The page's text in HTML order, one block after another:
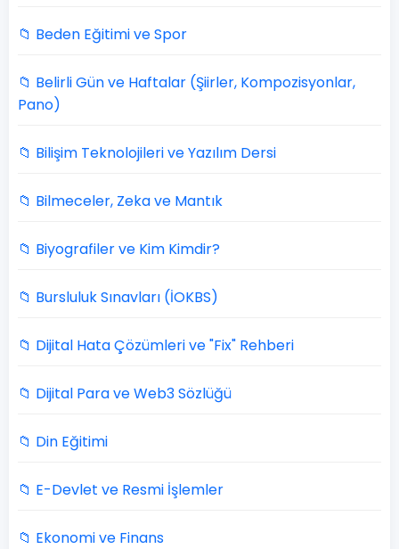
📁 Beden Eğitimi ve Spor
📁 Belirli Gün ve Haftalar (Şiirler, Kompozisyonlar,
Pano)
📁 Bilişim Teknolojileri ve Yazılım Dersi
📁 Bilmeceler, Zeka ve Mantık
📁 Biyografiler ve Kim Kimdir?
📁 Bursluluk Sınavları (İOKBS)
📁 Dijital Hata Çözümleri ve "Fix" Rehberi
📁 Dijital Para ve Web3 Sözlüğü
📁 Din Eğitimi
📁 E-Devlet ve Resmi İşlemler
📁 Ekonomi ve Finans